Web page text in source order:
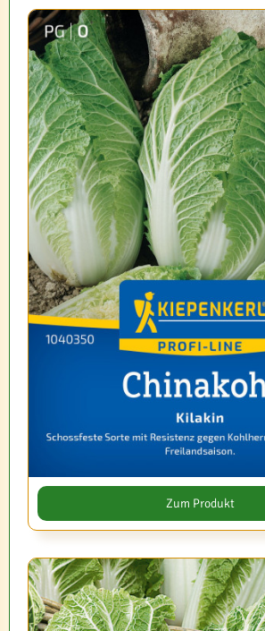
Zum Produkt